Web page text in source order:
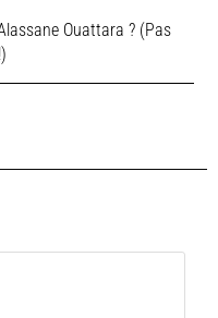
Ouattara ? (Pas